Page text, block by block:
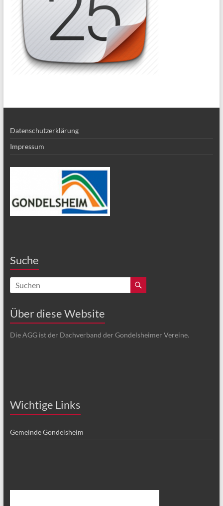
Datenschutzerklärung
Impressum
Suche
Über diese Website
Die AGG ist der Dachverband der Gondelsheimer Vereine.
Wichtige Links
Gemeinde Gondelsheim